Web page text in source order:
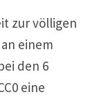
zur völligen
einem
den 6
eine